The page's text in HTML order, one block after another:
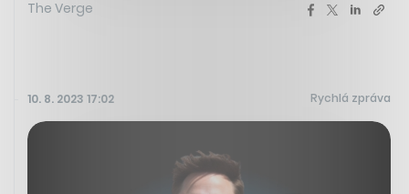
The Verge
10. 8. 2023 17:02 Rychlá zpráva